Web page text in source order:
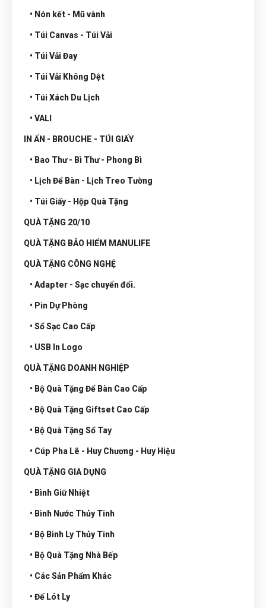
• Nón kết - Mũ vành
• Túi Canvas - Túi Vải
• Túi Vải Đay
• Túi Vải Không Dệt
• Túi Xách Du Lịch
• VALI
IN ẤN - BROUCHE - TÚI GIẤY
• Bao Thư - Bì Thư - Phong Bì
• Lịch Để Bàn - Lịch Treo Tường
• Túi Giấy - Hộp Quà Tặng
QUÀ TẶNG 20/10
QUÀ TẶNG BẢO HIỂM MANULIFE
QUÀ TẶNG CÔNG NGHỆ
• Adapter - Sạc chuyển đổi.
• Pin Dự Phòng
• Sổ Sạc Cao Cấp
• USB In Logo
QUÀ TẶNG DOANH NGHIỆP
• Bộ Quà Tặng Để Bàn Cao Cấp
• Bộ Quà Tặng Giftset Cao Cấp
• Bộ Quà Tặng Sổ Tay
• Cúp Pha Lê - Huy Chương - Huy Hiệu
QUÀ TẶNG GIA DỤNG
• Bình Giữ Nhiệt
• Bình Nước Thủy Tinh
• Bộ Bình Ly Thủy Tinh
• Bộ Quà Tặng Nhà Bếp
• Các Sản Phẩm Khác
• Đế Lót Ly